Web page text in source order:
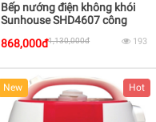
Bếp nướng điện không khói
Sunhouse SHD4607 công
868,000đ1,130,000đ 193
New Hot